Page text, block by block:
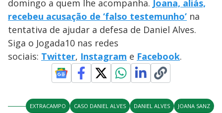
domingo a quem lhe acompanha. Joana, aliás,
recebeu acusação de ‘falso testemunho’ na
tentativa de ajudar a defesa de Daniel Alves.
Siga o Jogada10 nas redes
sociais: Twitter, Instagram e Facebook.
EXTRACAMPO CASO DANIEL ALVES DANIEL ALVES JOANA SANZ